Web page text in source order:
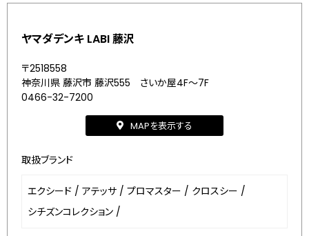
ヤマダデンキ LABI 藤沢
〒2518558
神奈川県 藤沢市 藤沢555 さいか屋4F～7F
0466-32-7200
MAPを表示する
取扱ブランド
エクシード / アテッサ / プロマスター / クロスシー /
シチズンコレクション /